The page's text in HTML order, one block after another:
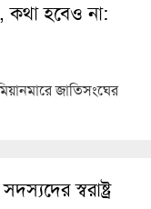
কথা হবেও না:
জাতিসংঘের
স্বরাষ্ট্র